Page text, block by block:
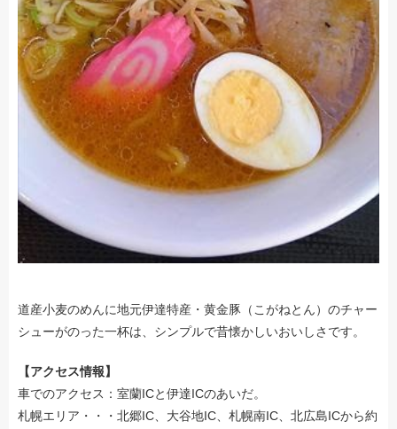
道産小麦のめんに地元伊達特産・黄金豚（こがねとん）のチャー
シューがのった一杯は、シンプルで昔懐かしいおいしさです。
【アクセス情報】
車でのアクセス：室蘭ICと伊達ICのあいだ。
札幌エリア・・・北郷IC、大谷地IC、札幌南IC、北広島ICから約